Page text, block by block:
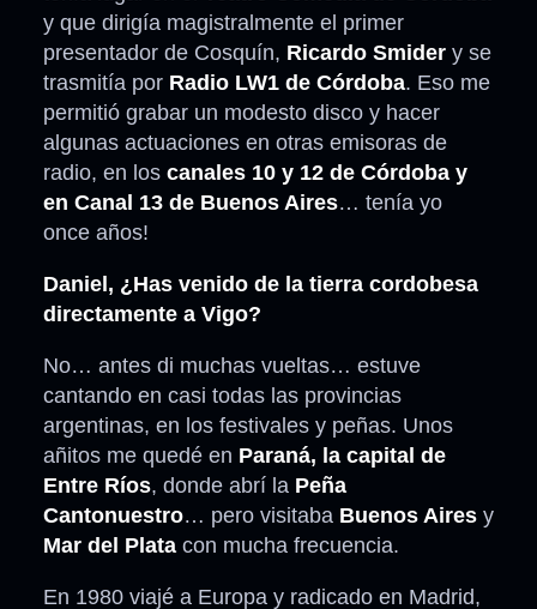
y que dirigía magistralmente el primer
presentador de Cosquín, Ricardo Smider y se
trasmitía por Radio LW1 de Córdoba. Eso me
permitió grabar un modesto disco y hacer
algunas actuaciones en otras emisoras de
radio, en los canales 10 y 12 de Córdoba y
en Canal 13 de Buenos Aires… tenía yo
once años!
Daniel, ¿Has venido de la tierra cordobesa
directamente a Vigo?
No… antes di muchas vueltas… estuve
cantando en casi todas las provincias
argentinas, en los festivales y peñas. Unos
añitos me quedé en Paraná, la capital de
Entre Ríos, donde abrí la Peña
Cantonuestro… pero visitaba Buenos Aires y
Mar del Plata con mucha frecuencia.
En 1980 viajé a Europa y radicado en Madrid,